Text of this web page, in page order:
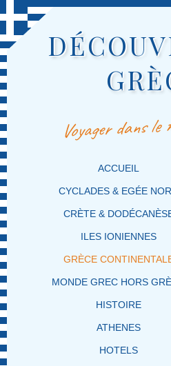
Voyager dans
MENU PRINCIPAL
MASQUER LA NAVIGATION
MASQUER LA NAVIGATION
ACCUEIL
CYCLADES & EGÉE
CRÈTE &
ILES IONIENNES
GRÈCE
MONDE GREC HORS
HISTOIRE
ATHENES
HOTELS